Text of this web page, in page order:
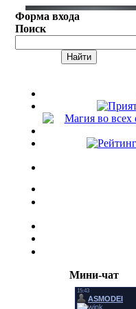
Форма входа
Поиск
Мини-чат